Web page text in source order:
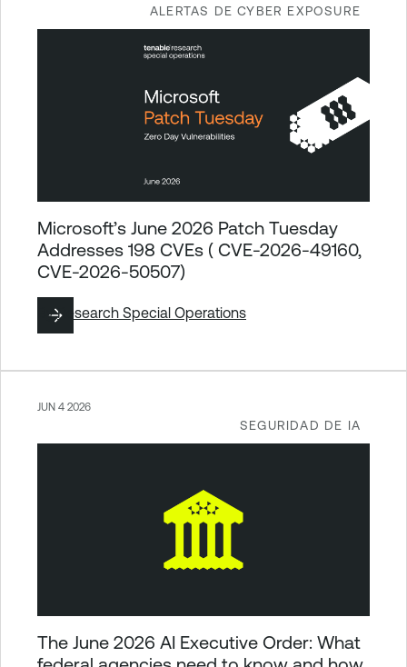
ALERTAS DE CYBER EXPOSURE
Microsoft’s June 2026 Patch Tuesday
Addresses 198 CVEs ( CVE-2026-49160,
CVE-2026-50507)
ByResearch Special Operations
SEGURIDAD DE IA
JUN 4 2026
The June 2026 AI Executive Order: What